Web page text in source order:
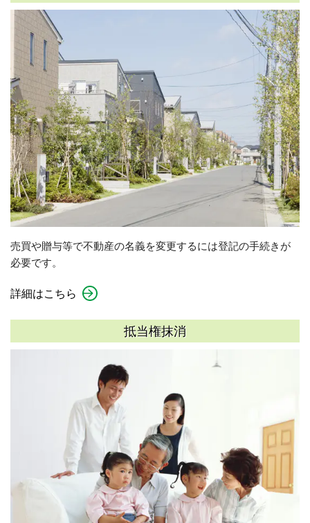
売買や贈与等で不動産の名義を変更するには登記の手続きが
必要です。
詳細はこちら
抵当権抹消